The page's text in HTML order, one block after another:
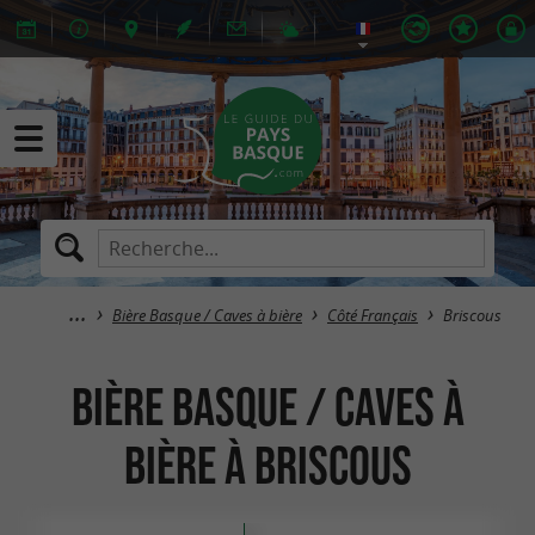
Bière Basque / Caves à bière Côté Français Briscous
Bière Basque / Caves à
bière à Briscous